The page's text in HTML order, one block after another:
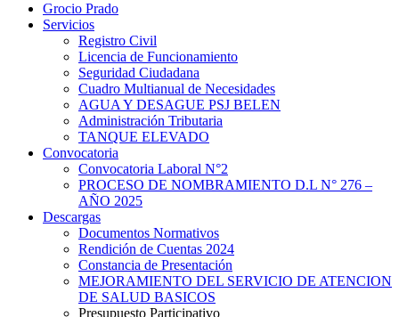
Grocio Prado
Servicios
Registro Civil
Licencia de Funcionamiento
Seguridad Ciudadana
Cuadro Multianual de Necesidades
AGUA Y DESAGUE PSJ BELEN
Administración Tributaria
TANQUE ELEVADO
Convocatoria
Convocatoria Laboral N°2
PROCESO DE NOMBRAMIENTO D.L N° 276 –
AÑO 2025
Descargas
Documentos Normativos
Rendición de Cuentas 2024
Constancia de Presentación
MEJORAMIENTO DEL SERVICIO DE ATENCION
DE SALUD BASICOS
Presupuesto Participativo